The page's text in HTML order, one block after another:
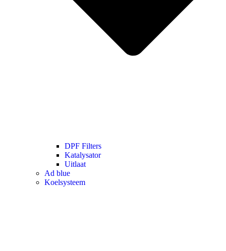
DPF Filters
Katalysator
Uitlaat
Ad blue
Koelsysteem